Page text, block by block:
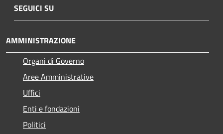
SEGUICI SU
AMMINISTRAZIONE
Organi di Governo
Aree Amministrative
Uffici
Enti e fondazioni
Politici